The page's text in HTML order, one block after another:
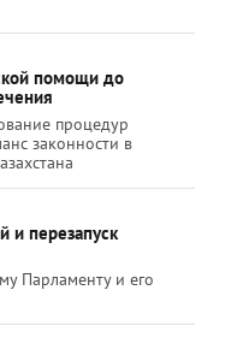
помощи до
процедур
законности в
и перезапуск
Парламенту и его